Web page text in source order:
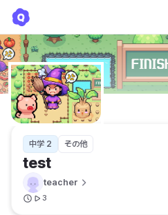
中学 2 その他
test
teacher
3